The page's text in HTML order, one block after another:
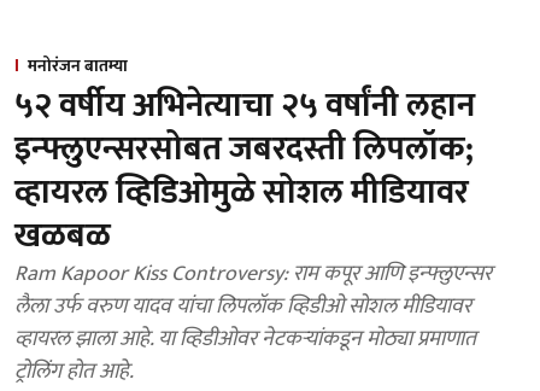
मनोरंजन बातम्या
५२ वर्षीय अभिनेत्याचा २५ वर्षांनी लहान
इन्फ्लुएन्सरसोबत जबरदस्ती लिपलॉक;
व्हायरल व्हिडिओमुळे सोशल मीडियावर
खळबळ
Ram Kapoor Kiss Controversy: राम कपूर आणि इन्फ्लुएन्सर
लैला उर्फ वरुण यादव यांचा लिपलॉक व्हिडीओ सोशल मीडियावर
व्हायरल झाला आहे. या व्हिडीओवर नेटकऱ्यांकडून मोठ्या प्रमाणात
ट्रोलिंग होत आहे.